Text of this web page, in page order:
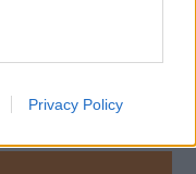
in below Google
Privacy Policy
klara
Testa här!